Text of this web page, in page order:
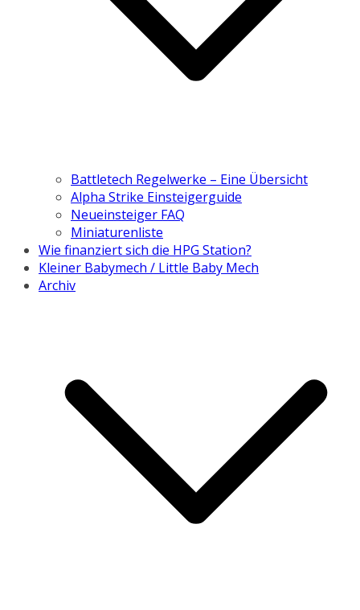
Battletech Regelwerke – Eine Übersicht
Alpha Strike Einsteigerguide
Neueinsteiger FAQ
Miniaturenliste
Wie finanziert sich die HPG Station?
Kleiner Babymech / Little Baby Mech
Archiv